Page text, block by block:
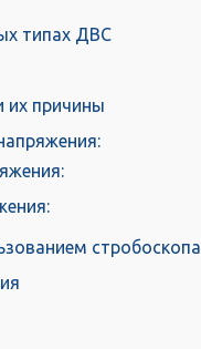
типах ДВС
их причины
стробоскопа